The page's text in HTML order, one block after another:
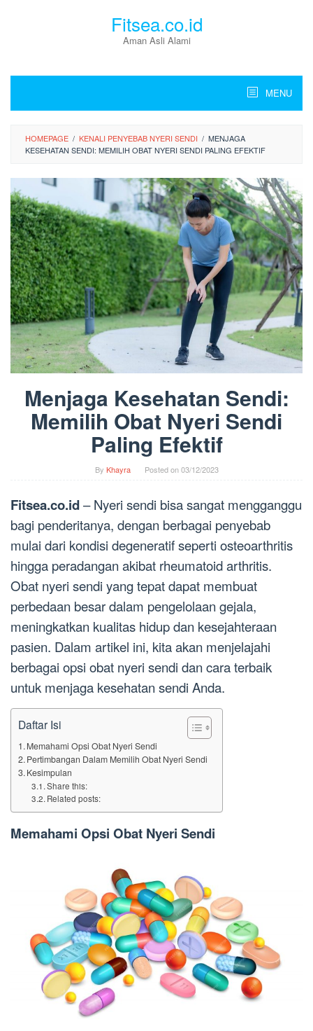
Fitsea.co.id
Aman Asli Alami
MENU
HOMEPAGE / KENALI PENYEBAB NYERI SENDI / MENJAGA
KESEHATAN SENDI: MEMILIH OBAT NYERI SENDI PALING EFEKTIF
Menjaga Kesehatan Sendi:
Memilih Obat Nyeri Sendi
Paling Efektif
By Khayra Posted on03/12/2023
Fitsea.co.id– Nyeri sendi bisa sangat mengganggu
bagi penderitanya, dengan berbagai penyebab
mulai dari kondisi degeneratif seperti osteoarthritis
hingga peradangan akibat rheumatoid arthritis.
Obat nyeri sendi yang tepat dapat membuat
perbedaan besar dalam pengelolaan gejala,
meningkatkan kualitas hidup dan kesejahteraan
pasien. Dalam artikel ini, kita akan menjelajahi
berbagai opsi obat nyeri sendi dan cara terbaik
untuk menjaga kesehatan sendi Anda.
Daftar Isi
Memahami Opsi Obat Nyeri Sendi
Pertimbangan Dalam Memilih Obat Nyeri Sendi
Kesimpulan
Share this:
Related posts:
Memahami Opsi Obat Nyeri Sendi